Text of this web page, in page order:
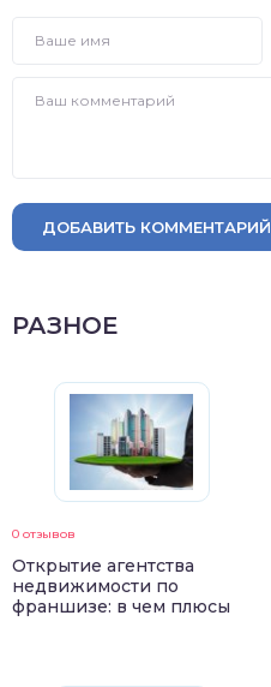
ДОБАВИТЬ КОММЕНТАРИЙ
РАЗНОЕ
0 отзывов
Открытие агентства
недвижимости по
франшизе: в чем плюсы